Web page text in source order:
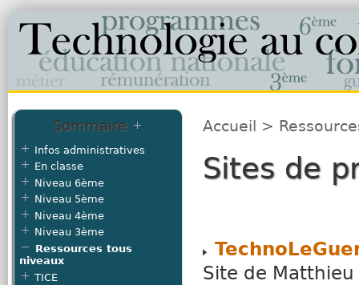
Accueil >
Sites de
Site de
Sommaire
Infos administratives
En classe
Niveau 6ème
Niveau 5ème
Niveau 4ème
Niveau 3ème
Ressources tous
niveaux
TICE